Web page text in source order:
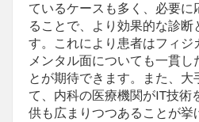
ているケースも多く、必要に
ることで、より効果的な診
す。これにより患者はフィジ
メンタル面についても一貫し
とが期待できます。また、大
て、内科の医療機関がIT技術
供も広まりつつあることが挙